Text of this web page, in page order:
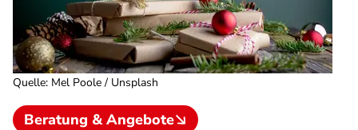
Quelle: Mel Poole / Unsplash
Beratung & Angebote